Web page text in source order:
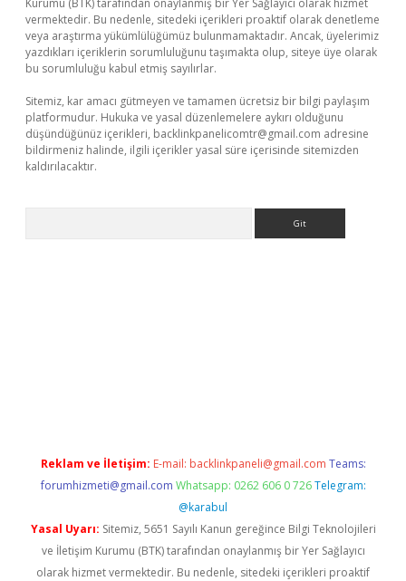
Kurumu (BTK) tarafından onaylanmış bir Yer Sağlayıcı olarak hizmet
vermektedir. Bu nedenle, sitedeki içerikleri proaktif olarak denetleme
veya araştırma yükümlülüğümüz bulunmamaktadır. Ancak, üyelerimiz
yazdıkları içeriklerin sorumluluğunu taşımakta olup, siteye üye olarak
bu sorumluluğu kabul etmiş sayılırlar.
Sitemiz, kar amacı gütmeyen ve tamamen ücretsiz bir bilgi paylaşım
platformudur. Hukuka ve yasal düzenlemelere aykırı olduğunu
düşündüğünüz içerikleri, backlinkpanelicomtr@gmail.com adresine
bildirmeniz halinde, ilgili içerikler yasal süre içerisinde sitemizden
kaldırılacaktır.
Reklam ve İletişim: E-mail: backlinkpaneli@gmail.com Teams:
forumhizmeti@gmail.com Whatsapp: 0262 606 0 726 Telegram:
@karabul
Yasal Uyarı: Sitemiz, 5651 Sayılı Kanun gereğince Bilgi Teknolojileri
ve İletişim Kurumu (BTK) tarafından onaylanmış bir Yer Sağlayıcı
olarak hizmet vermektedir. Bu nedenle, sitedeki içerikleri proaktif